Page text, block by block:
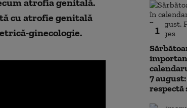
atrofia genitală.
cu atrofie genitală
ginecologie. 1
7
respectă